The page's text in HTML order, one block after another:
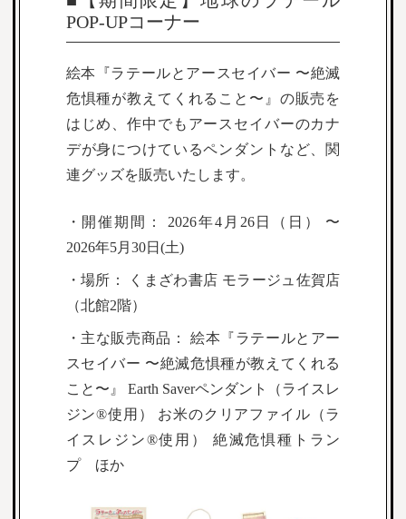
POP-UPコーナー
絵本『ラテールとアースセイバー 〜絶滅
危惧種が教えてくれること〜』の販売を
はじめ、作中でもアースセイバーのカナ
デが身につけているペンダントなど、関
連グッズを販売いたします。
・開催期間： 2026年4月26日（日） 〜
2026年5月30日(土)
・場所： くまざわ書店 モラージュ佐賀店
（北館2階）
・主な販売商品： 絵本『ラテールとアー
スセイバー 〜絶滅危惧種が教えてくれる
こと〜』 Earth Saverペンダント（ライスレ
ジン®使用） お米のクリアファイル（ラ
イスレジン®使用） 絶滅危惧種トラン
プ ほか